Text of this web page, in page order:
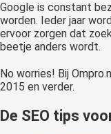
Google is constant
worden. Ieder jaar
ervoor zorgen dat
beetje anders wordt.
No worries! Bij
2015 en verder.
De SEO tips